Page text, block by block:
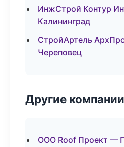
ИнжСтрой Контур
Калининград
СтройАртель
Череповец
Другие компании
ООО Roof Проект —